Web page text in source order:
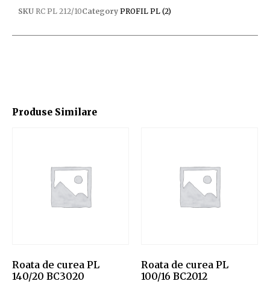
Produse Similare
Roata de curea PL
140/20 BC3020
Roata de curea PL
100/16 BC2012
SKU RC PL 212/10Category PROFIL PL (2)